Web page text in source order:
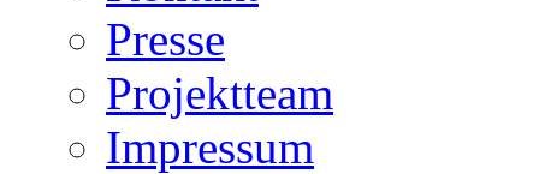
Presse
Projektteam
Impressum